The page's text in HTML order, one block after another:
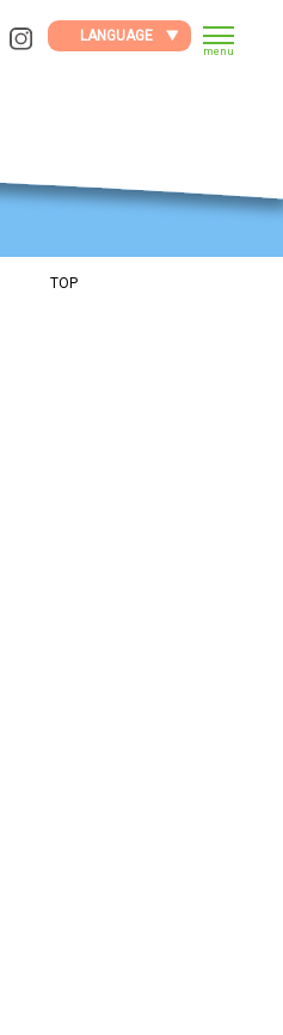
LANGUAGE
menu
TOP